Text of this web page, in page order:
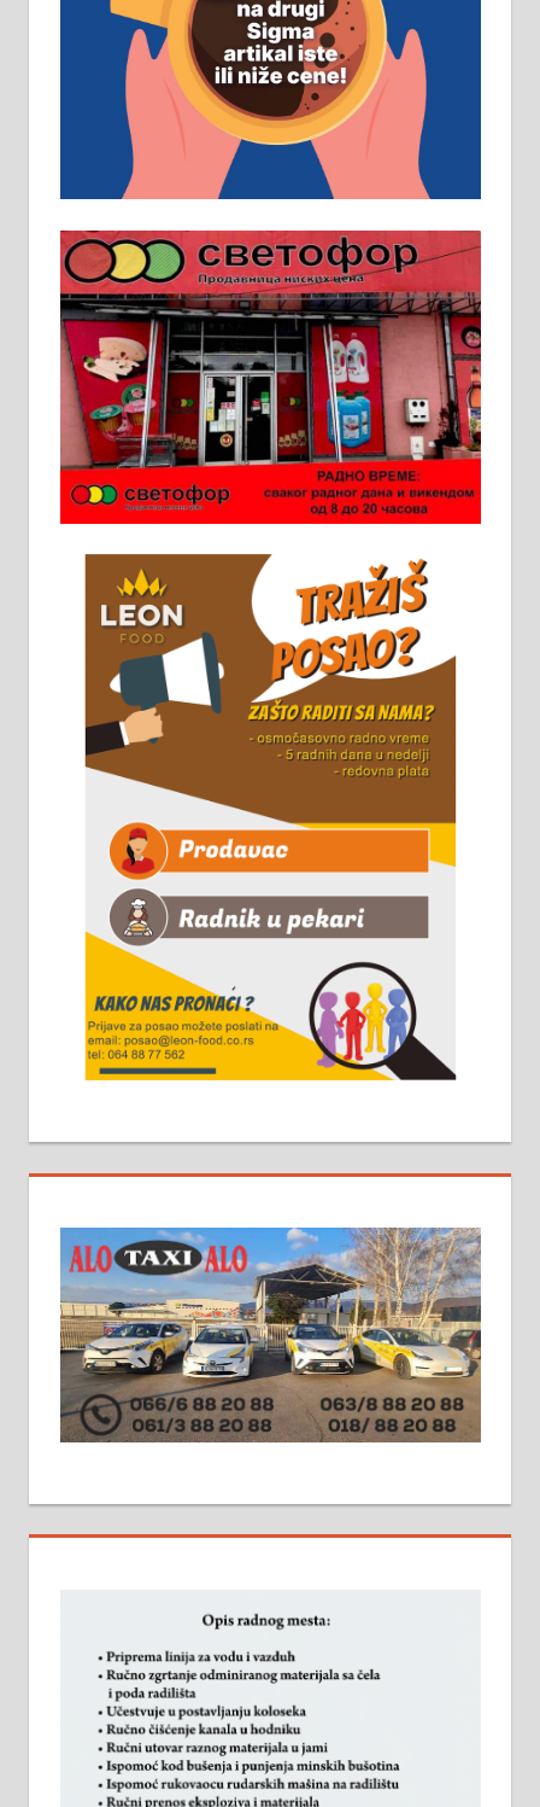
Рудник и флотација Рудник
д.о.о. Рудник запошљава 20
помоћника рудара. Услови:
Основна школа, пожељно радно
искуство на истим и сличним
пословима, али не и неопходан
услов. Обезбеђен смештај,
превоз, исхрана. 032/57-41-122 –
локал 22
Пружам услуге завршних радова
у грађевини, хидроизолације и
молерских радова. 061/25-28-058
Ало таксију потребан возач са Б
категоријом. 064/02-85-511
Потребна два радника за рад на
стоваришту „Липа промет” у
Алексинцу. За више
информација доћи лично на
стовариште у улици Максима
Горког 26 сваког радног дана од
8 до 15 часова. 063/465-045
Чистим све врсте димњака.
061/32-13-445